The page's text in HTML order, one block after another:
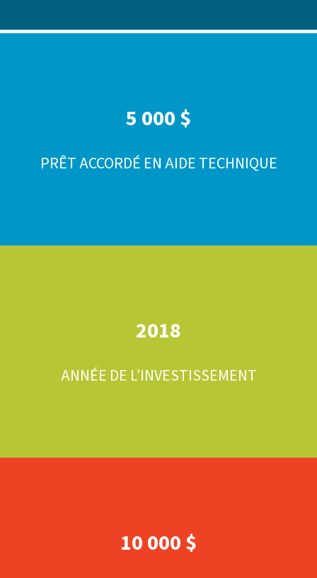
5 000 $
PRÊT ACCORDÉ EN AIDE TECHNIQUE
2018
ANNÉE DE L’INVESTISSEMENT
10 000 $